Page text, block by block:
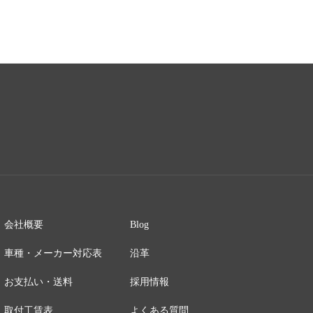
会社概要
車種・メーカー対応表
お支払い・送料
取付工賃表
Blog
沿革
採用情報
よくある質問